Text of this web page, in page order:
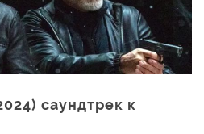
саундтрек к